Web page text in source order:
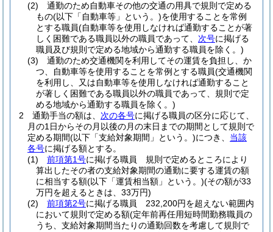
(2)
通勤のため自動車その他の交通の用具で規則で定める
もの(以下「自動車等」という。)を使用することを常例
とする職員(自動車等を使用しなければ通勤することが著
しく困難である職員以外の職員であって、 次号に掲げる
職員及び規則で定める地域から通勤する職員を除く。)
(3)
通勤のため交通機関を利用してその運賃を負担し、か
つ、自動車等を使用することを常例とする職員(交通機関
を利用し、又は自動車等を使用しなければ通勤すること
が著しく困難である職員以外の職員であって、規則で定
める地域から通勤する職員を除く。)
2
通勤手当の額は、 次の各号に掲げる職員の区分に応じて、
月の1日からその月以後の月の末日までの期間として規則で
定める期間(以下「支給対象期間」という。)につき、 当該
各号に掲げる額とする。
(1)
前項第1号に掲げる職員 規則で定めるところにより
算出したその者の支給対象期間の通勤に要する運賃の額
に相当する額(以下「運賃相当額」という。)(その額が33
万円を超えるときは、33万円)
(2)
前項第2号に掲げる職員 232,200円を超えない範囲内
において規則で定める額(定年前再任用短時間勤務職員の
うち、支給対象期間当たりの通勤回数を考慮して規則で